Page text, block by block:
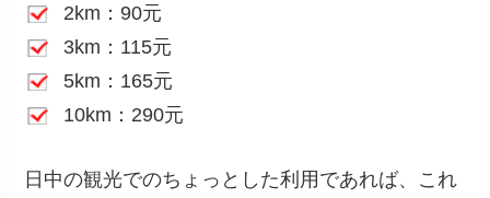
2km：90元
3km：115元
5km：165元
10km：290元
日中の観光でのちょっとした利用であれば、これ